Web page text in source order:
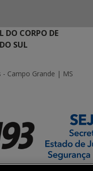
DO CORPO DE
SUL
- Campo Grande | MS